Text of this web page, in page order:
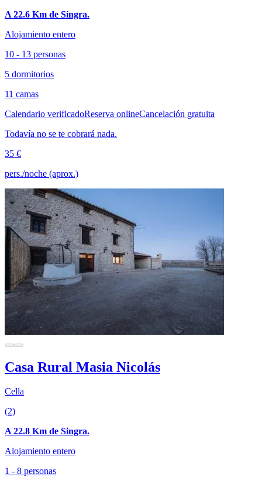
A 22.6 Km de Singra.
Alojamiento entero
10 - 13 personas
5 dormitorios
11 camas
Calendario verificadoReserva onlineCancelación gratuita
Todavía no se te cobrará nada.
35 €
pers./noche (aprox.)
Casa Rural Masia Nicolás
Cella
(2)
A 22.8 Km de Singra.
Alojamiento entero
1 - 8 personas